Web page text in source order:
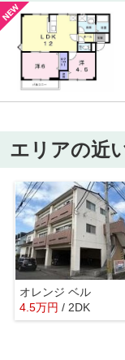
エリアの近
オレンジ ベル
4.5万円 / 2DK